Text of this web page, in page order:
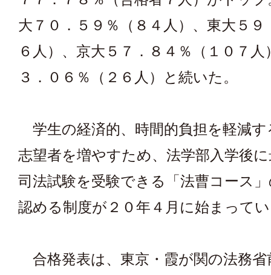
大７０．５９％（８４人）、東大５９
６人）、京大５７．８４％（１０７人
３．０６％（２６人）と続いた。
学生の経済的、時間的負担を軽減
志望者を増やすため、法学部入学後
司法試験を受験できる「法曹コース
認める制度が２０年４月に始まって
合格発表は、東京・霞が関の法務